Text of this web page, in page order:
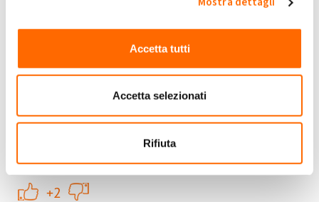
Accetta tutti
Accetta selezionati
Rifiuta
Gio, 27/07/2023 - 19:05 (Reply to #12) #13
dichiarazione 730
Submitted by Jackie on Gio, 27/07/2023 - 19:05
+2